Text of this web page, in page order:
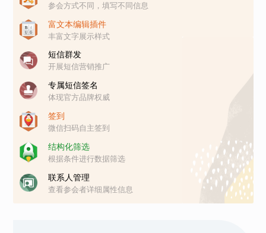
参会方式不同，填写不同信息
富文本编辑插件
丰富文字展示样式
短信群发
开展短信营销推广
专属短信签名
体现官方品牌权威
签到
微信扫码自主签到
结构化筛选
根据条件进行数据筛选
联系人管理
查看参会者详细属性信息